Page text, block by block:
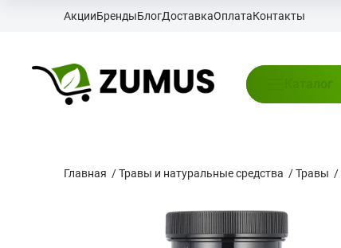
АкцииБрендыБлогДоставкаОплатаКонтакты
Каталог
Главная /Травы и натуральные средства /Травы /